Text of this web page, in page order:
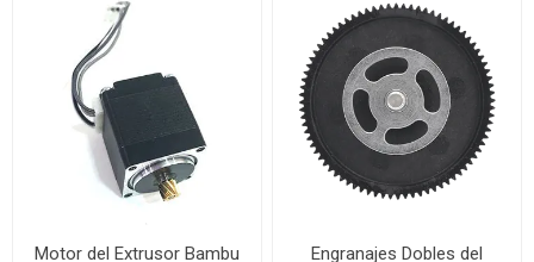
Motor del Extrusor Bambu Engranajes Dobles del